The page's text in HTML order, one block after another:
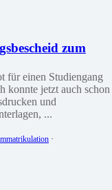
zum
für einen Studiengang
konnte jetzt auch schon
und
...
·